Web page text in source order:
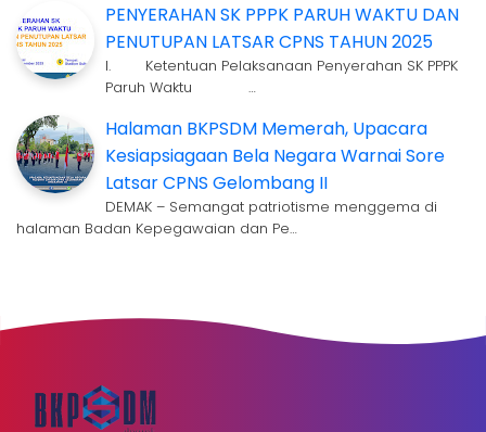
PENYERAHAN SK PPPK PARUH WAKTU DAN
PENUTUPAN LATSAR CPNS TAHUN 2025
I. Ketentuan Pelaksanaan Penyerahan SK PPPK
Paruh Waktu …
Halaman BKPSDM Memerah, Upacara
Kesiapsiagaan Bela Negara Warnai Sore
Latsar CPNS Gelombang II
DEMAK – Semangat patriotisme menggema di
halaman Badan Kepegawaian dan Pe…